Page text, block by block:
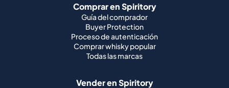
Comprar en Spiritory
Guía del comprador
Buyer Protection
Proceso de autenticación
Comprar whisky popular
Todas las marcas
Vender en Spiritory